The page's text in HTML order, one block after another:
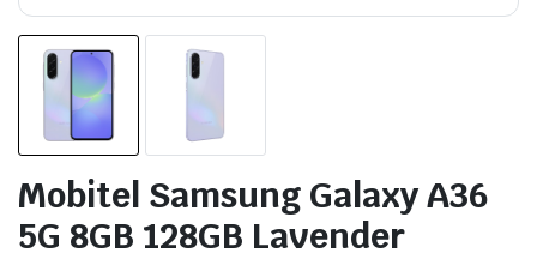
Mobitel Samsung Galaxy A36
5G 8GB 128GB Lavender